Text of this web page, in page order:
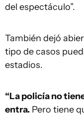
del espectáculo”.
También dejó
tipo de casos
estadios.
“La policía no
entra. Pero tiene